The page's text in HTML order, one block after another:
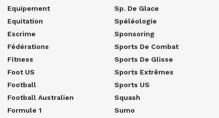
Equipement
Equitation
Escrime
Fédérations
Fitness
Foot US
Football
Football Australien
Formule 1
Sp. De Glace
Spéléologie
Sponsoring
Sports De Combat
Sports De Glisse
Sports Extrêmes
Sports US
Squash
Sumo